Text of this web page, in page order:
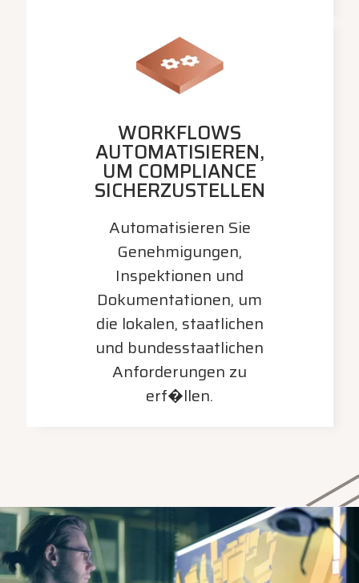
WORKFLOWS
AUTOMATISIEREN,
UM COMPLIANCE
SICHERZUSTELLEN
Automatisieren Sie
Genehmigungen,
Inspektionen und
Dokumentationen, um
die lokalen, staatlichen
und bundesstaatlichen
Anforderungen zu
erf�llen.